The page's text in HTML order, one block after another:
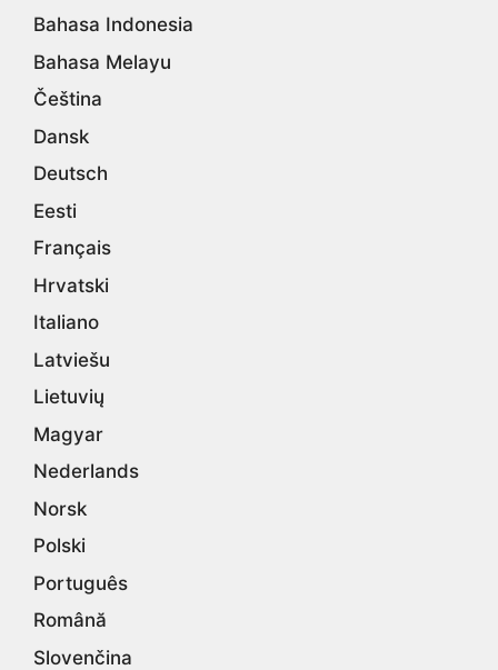
Bahasa Indonesia
Bahasa Melayu
Čeština
Dansk
Deutsch
Eesti
Français
Hrvatski
Italiano
Latviešu
Lietuvių
Magyar
Nederlands
Norsk
Polski
Português
Română
Slovenčina